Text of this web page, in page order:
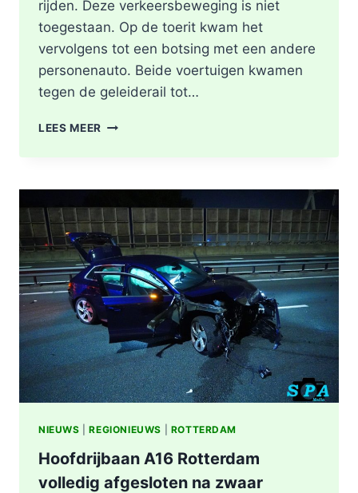
rijden. Deze verkeersbeweging is niet
toegestaan. Op de toerit kwam het
vervolgens tot een botsing met een andere
personenauto. Beide voertuigen kwamen
tegen de geleiderail tot…
LEES MEER GEWONDE
NA
ONGEVAL
TOERIT
A16
BERGSCHENHOEK
RICHTING
ROTTERDAM
NIEUWS |REGIONIEUWS ROTTERDAM
Hoofdrijbaan A16 Rotterdam
volledig afgesloten na zwaar